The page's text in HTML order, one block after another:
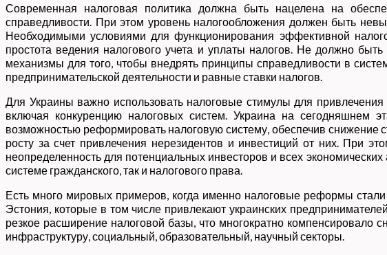
Современная налоговая политика должна быть нацелена на
справедливости. При этом уровень налогообложения должен быть
Необходимыми условиями для функционирования эффективной
простота ведения налогового учета и уплаты налогов. Не должно
механизмы для того, чтобы внедрять принципы справедливости в
предпринимательской деятельности и равные ставки налогов.
Для Украины важно использовать налоговые стимулы для
включая конкуренцию налоговых систем. Украина на сегодняшнем
возможностью реформировать налоговую систему, обеспечив снижение
росту за счет привлечения нерезидентов и инвестиций от них. При
неопределенность для потенциальных инвесторов и всех
системе гражданского, так и налогового права.
Есть много мировых примеров, когда именно налоговые реформы
Эстония, которые в том числе привлекают украинских
резкое расширение налоговой базы, что многократно
инфраструктуру, социальный, образовательный, научный секторы.